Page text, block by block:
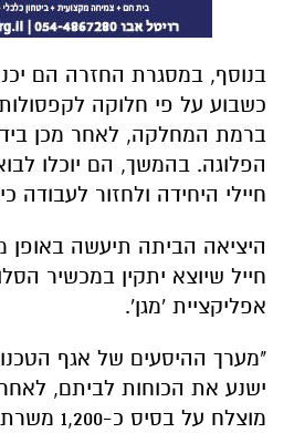
בנוסף, במסגרת החזרה הם
כשבוע על פי חלוקה
ברמת המחלקה, לאחר מכן
הפלוגה. בהמשך, הם יוכלו
חיילי היחידה ולחזור לעבודה
היציאה הביתה תיעשה באופן
חייל שיוצא יתקין במכשיר
אפליקציית 'מגן'.
"מערך ההיסעים של אגף
ישנע את הכוחות לביתם, לאחר
מוצלח על